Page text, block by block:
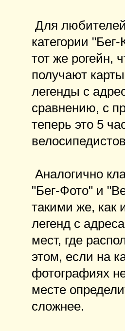
Для
категории
тот же рогейн,
получают
легенды с
сравнению, с
теперь это 5
Аналогично
"Бег-Фото" и
такими же, как
легенд с
мест, где
этом, если на
фотографиях
месте
сложнее.